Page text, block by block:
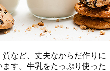
など、丈夫なからだ作りに
す。牛乳をたっぷり使った